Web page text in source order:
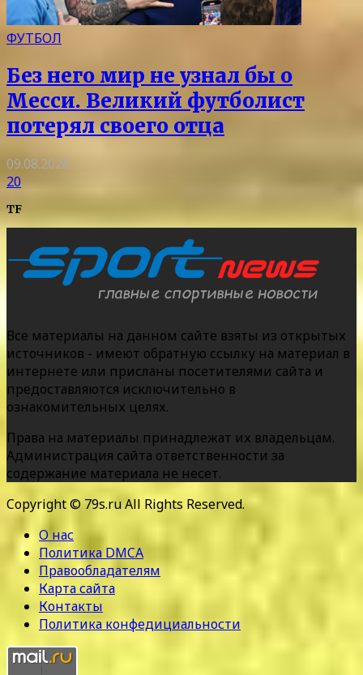
ФУТБОЛ
Без него мир не узнал бы о
Месси. Великий футболист
потерял своего отца
09.08.2026
20
TF
Все материалы на данном сайте взяты из открытых
источников - имеют обратную ссылку на материал в
интернете или присланы посетителями сайта и
предоставляются исключительно в
ознакомительных целях.
Права на материалы принадлежат их владельцам.
Администрация сайта ответственности за
содержание материала не несет.
Copyright © 79s.ru All Rights Reserved.
О нас
Политика DMCA
Правообладателям
Карта сайта
Контакты
Политика конфедициальности